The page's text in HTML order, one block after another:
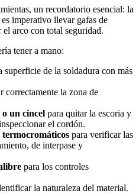
un recordatorio esencial: la
imperativo llevar gafas de
arco con total seguridad.
tener a mano:
superficie de la soldadura con más
correctamente la zona de
un cincel para quitar la escoria y
el cordón.
para verificar las
de interpase y
para los controles
la naturaleza del material.